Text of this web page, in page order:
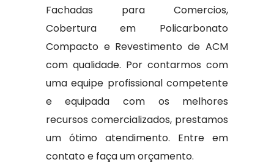
Fachadas para Comercios,
Cobertura em Policarbonato
Compacto e Revestimento de ACM
com qualidade. Por contarmos com
uma equipe profissional competente
e equipada com os melhores
recursos comercializados, prestamos
um ótimo atendimento. Entre em
contato e faça um orçamento.